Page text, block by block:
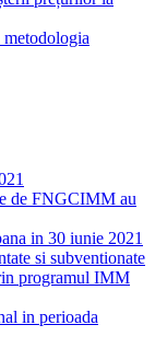
de FNGCIMM au
in 30 iunie 2021
si subventionate
programul IMM
in perioada